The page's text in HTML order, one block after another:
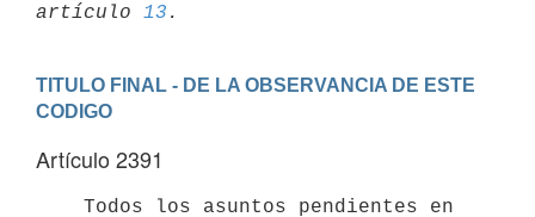
artículo 13
TITULO FINAL - DE LA OBSERVANCIA DE ESTE
CODIGO
Artículo 2391